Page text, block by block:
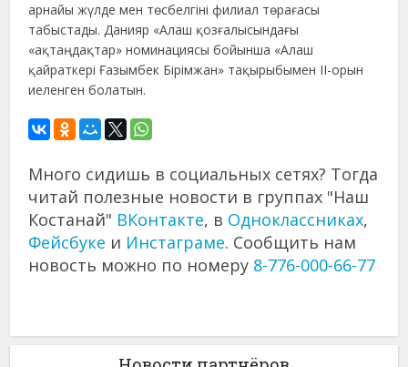
арнайы жүлде мен төсбелгіні филиал төрағасы
табыстады. Данияр «Алаш қозғалысындағы
«ақтаңдақтар» номинациясы бойынша «Алаш
қайраткері Ғазымбек Бірімжан» тақырыбымен ІІ-орын
иеленген болатын.
Много сидишь в социальных сетях? Тогда
читай полезные новости в группах "Наш
Костанай" ВКонтакте, в Одноклассниках,
Фейсбуке и Инстаграме. Сообщить нам
новость можно по номеру 8-776-000-66-77